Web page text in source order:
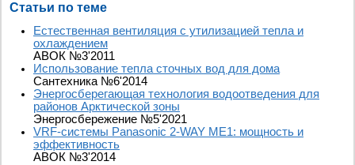
Статьи по теме
Естественная вентиляция с утилизацией тепла и
охлаждением
АВОК №3'2011
Использование тепла сточных вод для дома
Сантехника №6'2014
Энергосберегающая технология водоотведения для
районов Арктической зоны
Энергосбережение №5'2021
VRF-системы Panasonic 2-WAY ME1: мощность и
эффективность
АВОК №3'2014